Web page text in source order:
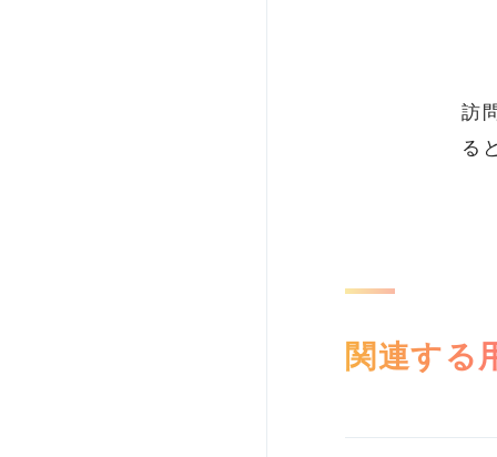
訪
る
関連する